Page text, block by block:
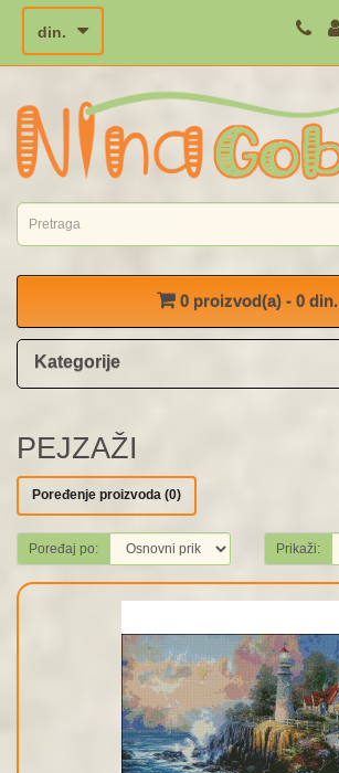
din.
0 proizvod(a) - 0 din.
Kategorije
PEJZAŽI
Poređenje proizvoda (0)
Poređaj po: Prikaži: